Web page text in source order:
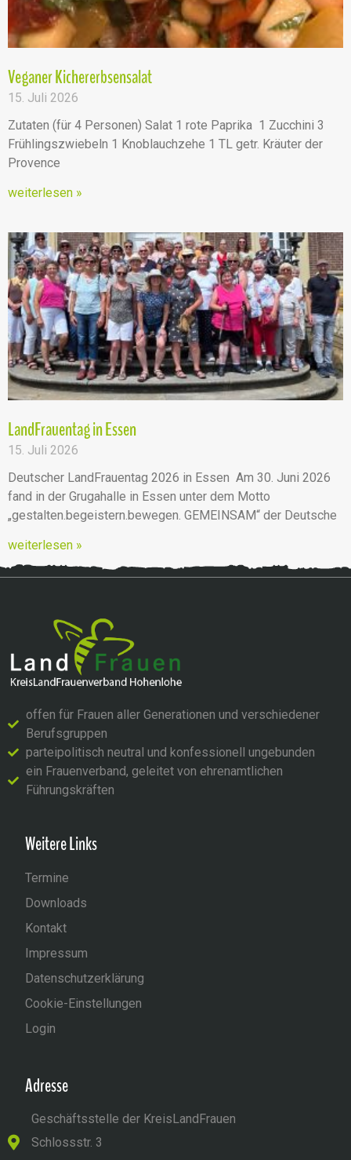
Veganer Kichererbsensalat
15. Juli 2026
Zutaten (für 4 Personen) Salat 1 rote Paprika 1 Zucchini 3
Frühlingszwiebeln 1 Knoblauchzehe 1 TL getr. Kräuter der
Provence
weiterlesen »
LandFrauentag in Essen
15. Juli 2026
Deutscher LandFrauentag 2026 in Essen Am 30. Juni 2026
fand in der Grugahalle in Essen unter dem Motto
„gestalten.begeistern.bewegen. GEMEINSAM“ der Deutsche
weiterlesen »
offen für Frauen aller Generationen und verschiedener
Berufsgruppen
parteipolitisch neutral und konfessionell ungebunden
ein Frauenverband, geleitet von ehrenamtlichen
Führungskräften
Weitere Links
Termine
Downloads
Kontakt
Impressum
Datenschutzerklärung
Cookie-Einstellungen
Login
Adresse
Geschäftsstelle der KreisLandFrauen
Schlossstr. 3